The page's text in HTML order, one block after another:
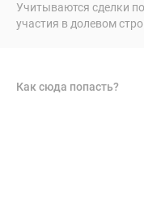
акции
Учитываются сделки
участия в долевом
Как сюда попасть?